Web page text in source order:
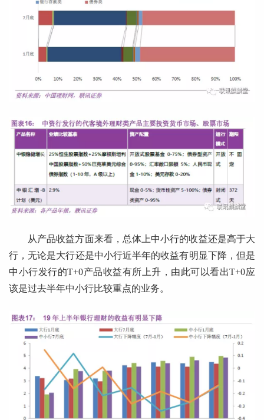
从产品收益方面来看，总体上中小行的收益还是高于大
行，无论是大行还是中小行近半年的收益有明显下降，但是
中小行发行的T+0产品收益有所上升，由此可以看出T+0应
该是过去半年中小行比较重点的业务。